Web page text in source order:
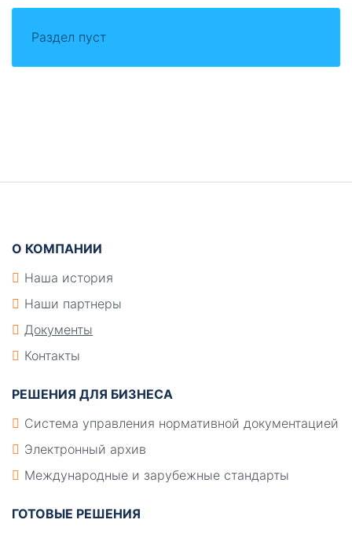
Раздел пуст
О КОМПАНИИ
Наша история
Наши партнеры
Документы
Контакты
РЕШЕНИЯ ДЛЯ БИЗНЕСА
Система управления нормативной документацией
Электронный архив
Международные и зарубежные стандарты
ГОТОВЫЕ РЕШЕНИЯ